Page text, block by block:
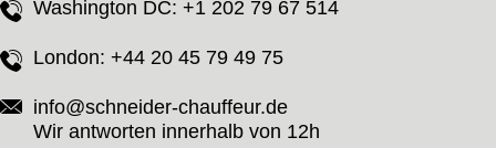
Washington DC: +1 202 79 67 514
London: +44 20 45 79 49 75
info@schneider-chauffeur.de
Wir antworten innerhalb von 12h